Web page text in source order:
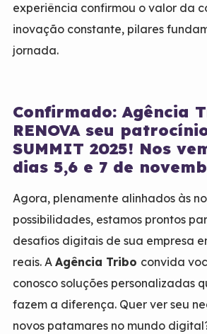
experiência confirmou o valor da
inovação constante, pilares
jornada.
Confirmado: Agência
RENOVA seu
SUMMIT 2025! Nos
dias 5,6 e 7 de
Agora, plenamente alinhados às
possibilidades, estamos prontos
desafios digitais de sua empresa
reais. A Agência Tribo convida
conosco soluções personalizadas
fazem a diferença. Quer ver seu
novos patamares no mundo